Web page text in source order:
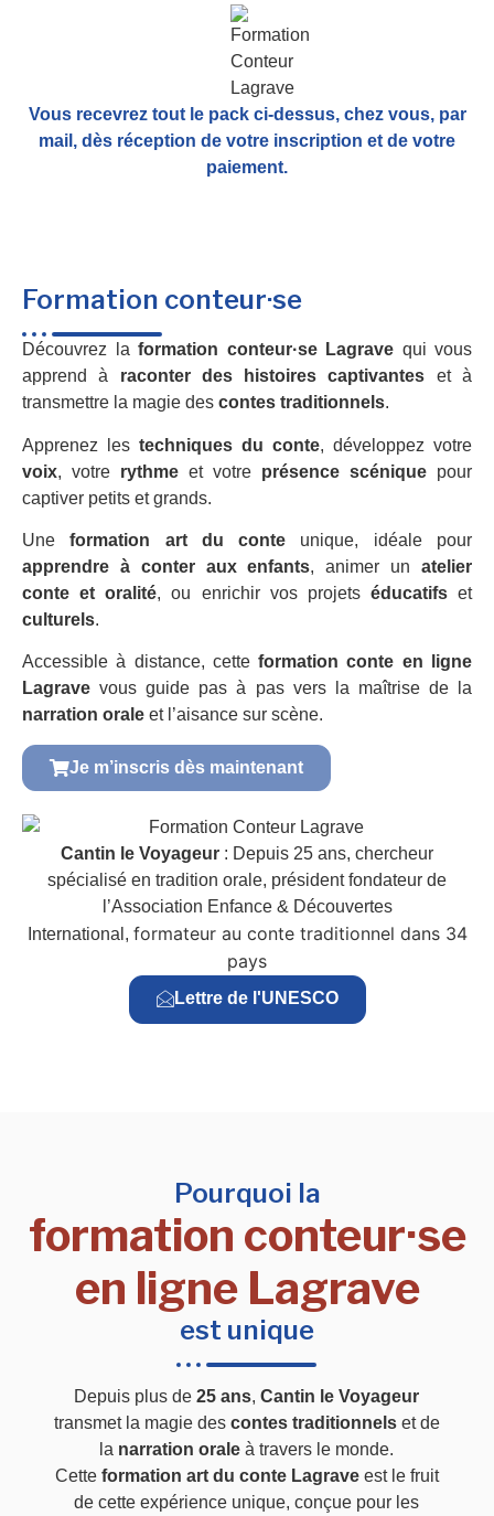
Vous recevrez tout le pack ci-dessus, chez vous, par
mail, dès réception de votre inscription et de votre
paiement.
Formation conteur·se
Découvrez la formation conteur·se Lagrave qui vous
apprend à raconter des histoires captivantes et à
transmettre la magie des contes traditionnels.
Apprenez les techniques du conte, développez votre
voix, votre rythme et votre présence scénique pour
captiver petits et grands.
Uneformation art du conte unique, idéale pour
apprendre à conter aux enfants, animer unatelier
conte et oralité, ou enrichir vos projets éducatifset
culturels.
Accessible à distance, cetteformation conte en ligne
Lagrave vous guide pas à pas vers la maîtrise de la
narration orale et l’aisance sur scène.
Je m’inscris dès maintenant
Cantin le Voyageur : Depuis 25 ans, chercheur
spécialisé en tradition orale, président fondateur de
l’Association Enfance & Découvertes
International, formateur au conte traditionnel dans 34
pays
Lettre de l'UNESCO
Pourquoi la
formation conteur·se
en ligne Lagrave
est unique
Depuis plus de25 ans,Cantin le Voyageur
transmet la magie des contes traditionnelset de
la narration orale à travers le monde.
Cette formation art du conte Lagraveest le fruit
de cette expérience unique, conçue pour les